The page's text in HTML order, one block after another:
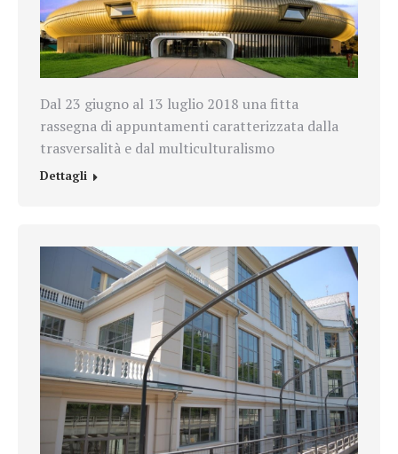
Dal 23 giugno al 13 luglio 2018 una fitta
rassegna di appuntamenti caratterizzata dalla
trasversalità e dal multiculturalismo
Dettagli